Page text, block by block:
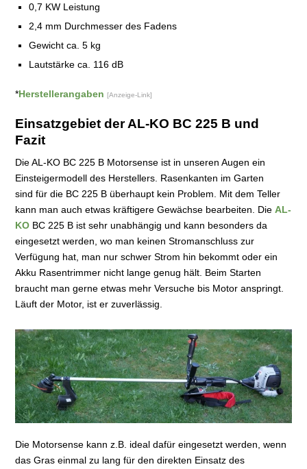
0,7 KW Leistung
2,4 mm Durchmesser des Fadens
Gewicht ca. 5 kg
Lautstärke ca. 116 dB
*Herstellerangaben [Anzeige-Link]
Einsatzgebiet der AL-KO BC 225 B und
Fazit
Die AL-KO BC 225 B Motorsense ist in unseren Augen ein
Einsteigermodell des Herstellers. Rasenkanten im Garten
sind für die BC 225 B überhaupt kein Problem. Mit dem Teller
kann man auch etwas kräftigere Gewächse bearbeiten. Die AL-
KO BC 225 B ist sehr unabhängig und kann besonders da
eingesetzt werden, wo man keinen Stromanschluss zur
Verfügung hat, man nur schwer Strom hin bekommt oder ein
Akku Rasentrimmer nicht lange genug hält. Beim Starten
braucht man gerne etwas mehr Versuche bis Motor anspringt.
Läuft der Motor, ist er zuverlässig.
Die Motorsense kann z.B. ideal dafür eingesetzt werden, wenn
das Gras einmal zu lang für den direkten Einsatz des